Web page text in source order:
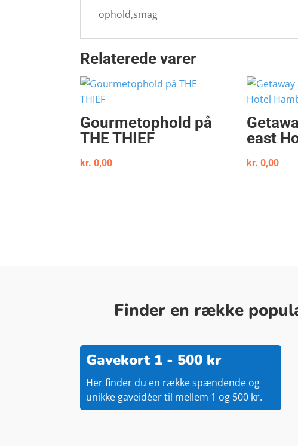
ophold,smag
Relaterede varer
Gourmetophold på
THE THIEF
kr. 0,00
east
kr. 0,00
Finder en række
Gavekort 1 - 500 kr
Her finder du en række spændende og
unikke gaveidéer til mellem 1 og 500 kr.